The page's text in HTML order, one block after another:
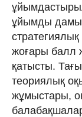
ұйымды
жоғары балл
қатысты.
теориялық
жұмыстары,